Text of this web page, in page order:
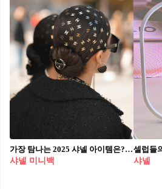
가장 탐나는 2025 샤넬 아이템은?👜🚀 헤어핀, 미니백, 스카프,다 너무 예쁘잖아...🥺
샤넬 미니백
샤넬